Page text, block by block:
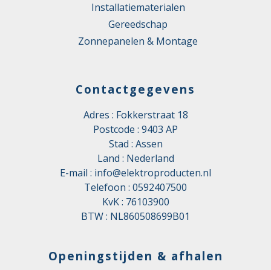
Installatiematerialen
Gereedschap
Zonnepanelen & Montage
Contactgegevens
Adres : Fokkerstraat 18
Postcode : 9403 AP
Stad : Assen
Land : Nederland
E-mail : info@elektroproducten.nl
Telefoon : 0592407500
KvK : 76103900
BTW : NL860508699B01
Openingstijden & afhalen